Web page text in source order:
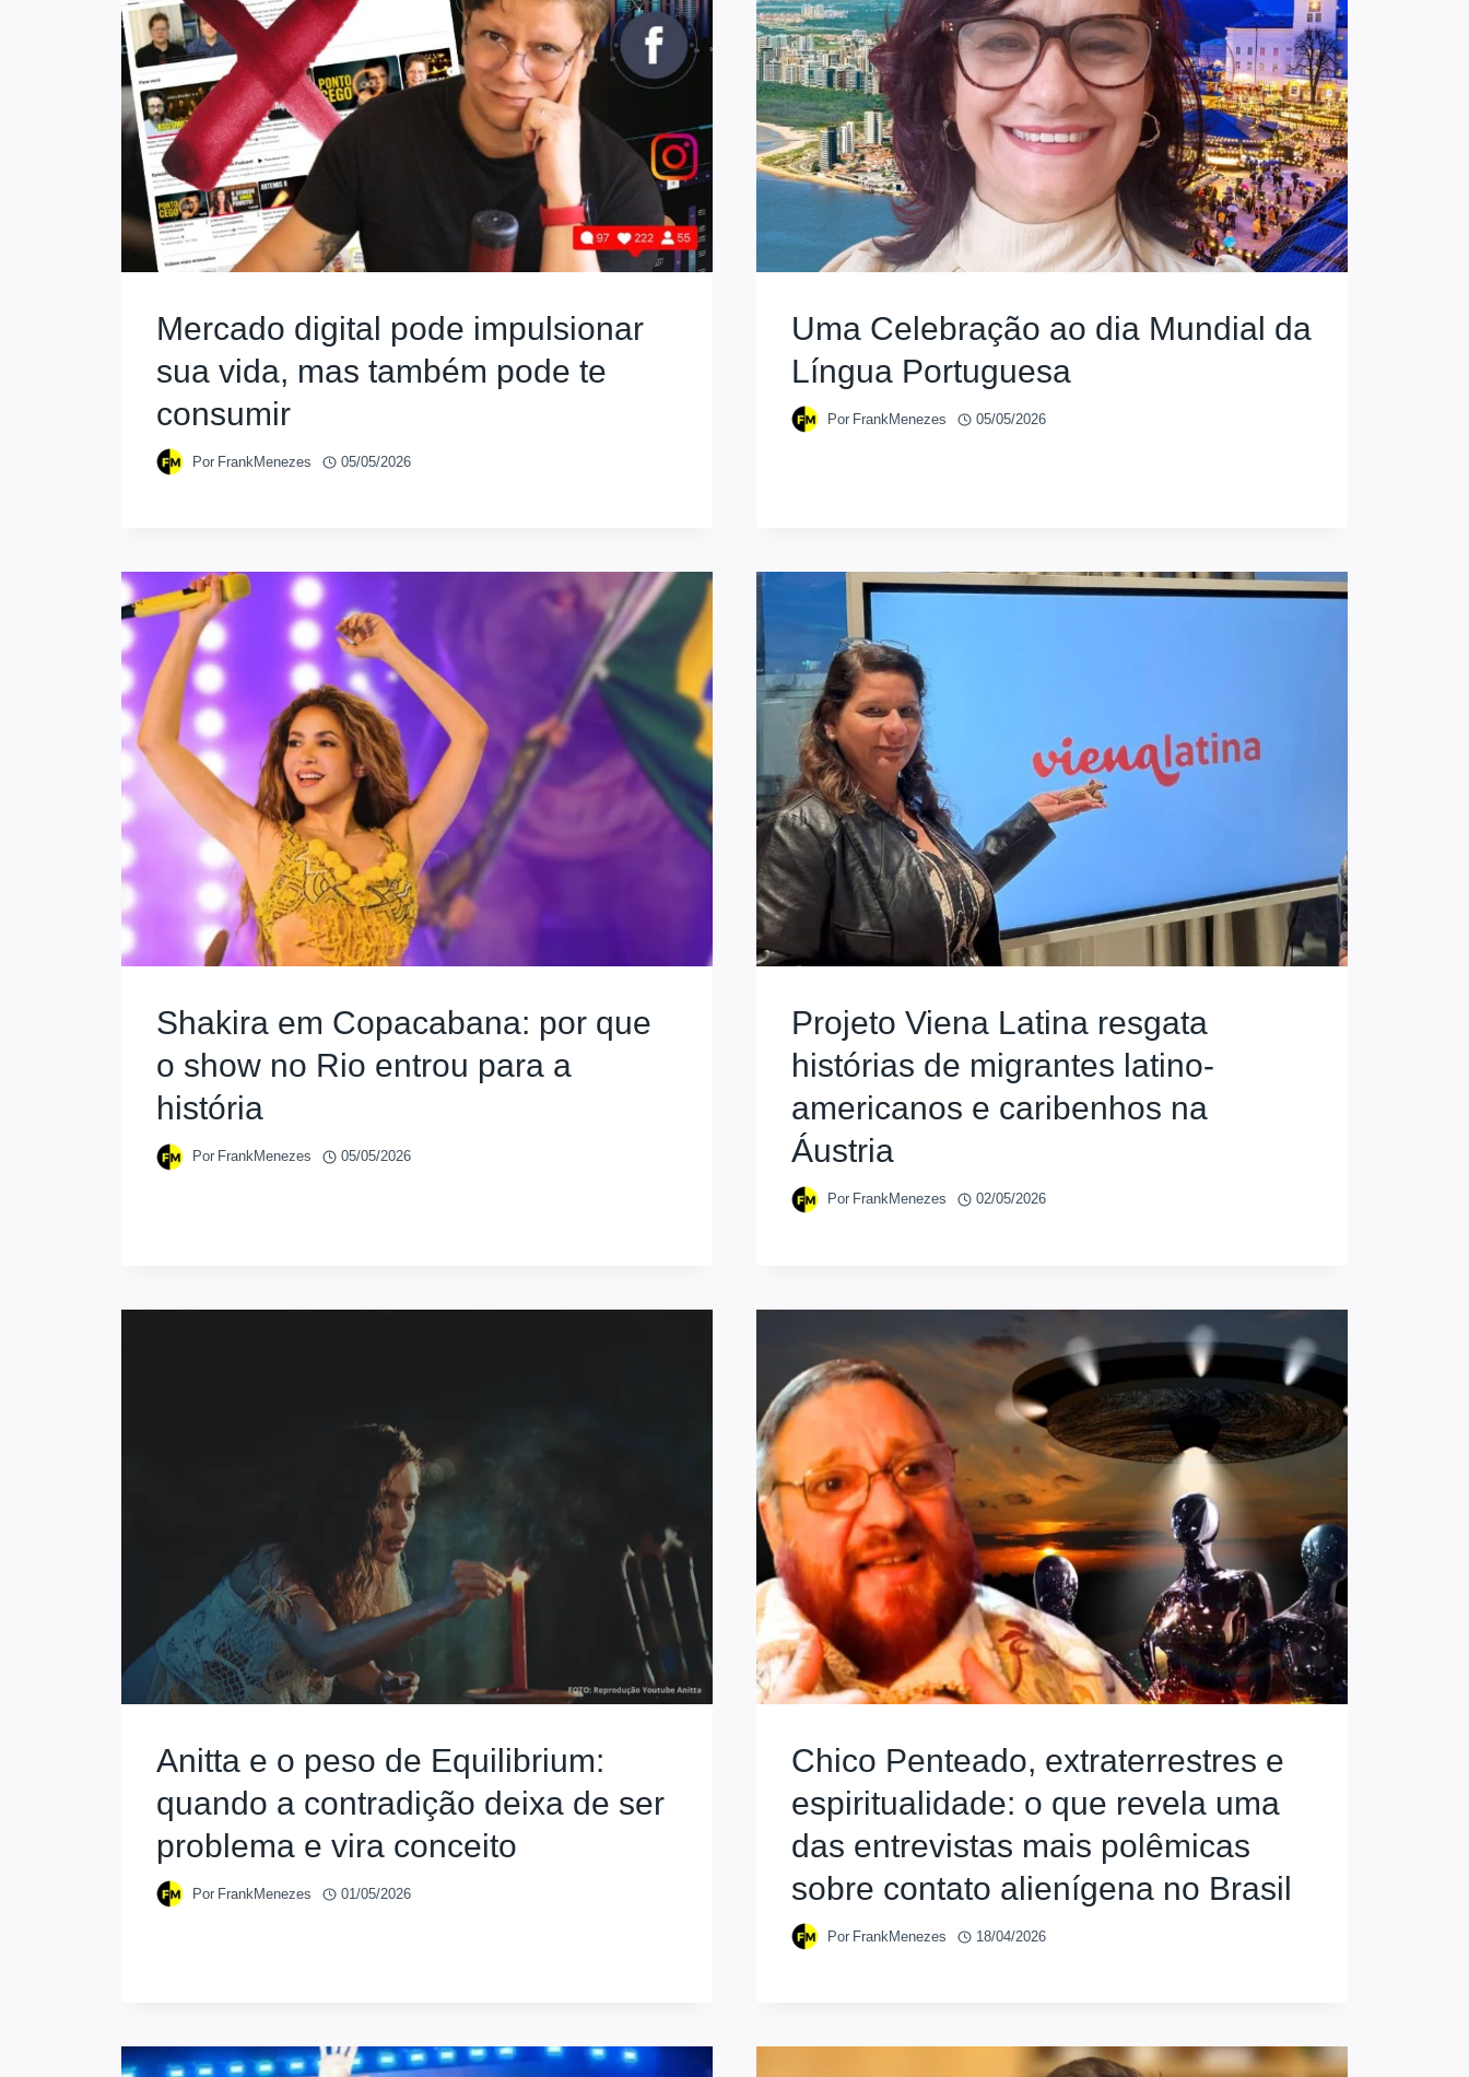
Mercado digital pode impulsionar
sua vida, mas também pode te
consumir
Por FrankMenezes 05/05/2026
Uma Celebração ao dia Mundial da
Língua Portuguesa
Por FrankMenezes 05/05/2026
Shakira em Copacabana: por que
o show no Rio entrou para a
história
Por FrankMenezes 05/05/2026
Projeto Viena Latina resgata
histórias de migrantes latino-
americanos e caribenhos na
Áustria
Por FrankMenezes 02/05/2026
Anitta e o peso de Equilibrium:
quando a contradição deixa de ser
problema e vira conceito
Por FrankMenezes 01/05/2026
Chico Penteado, extraterrestres e
espiritualidade: o que revela uma
das entrevistas mais polêmicas
sobre contato alienígena no Brasil
Por FrankMenezes 18/04/2026